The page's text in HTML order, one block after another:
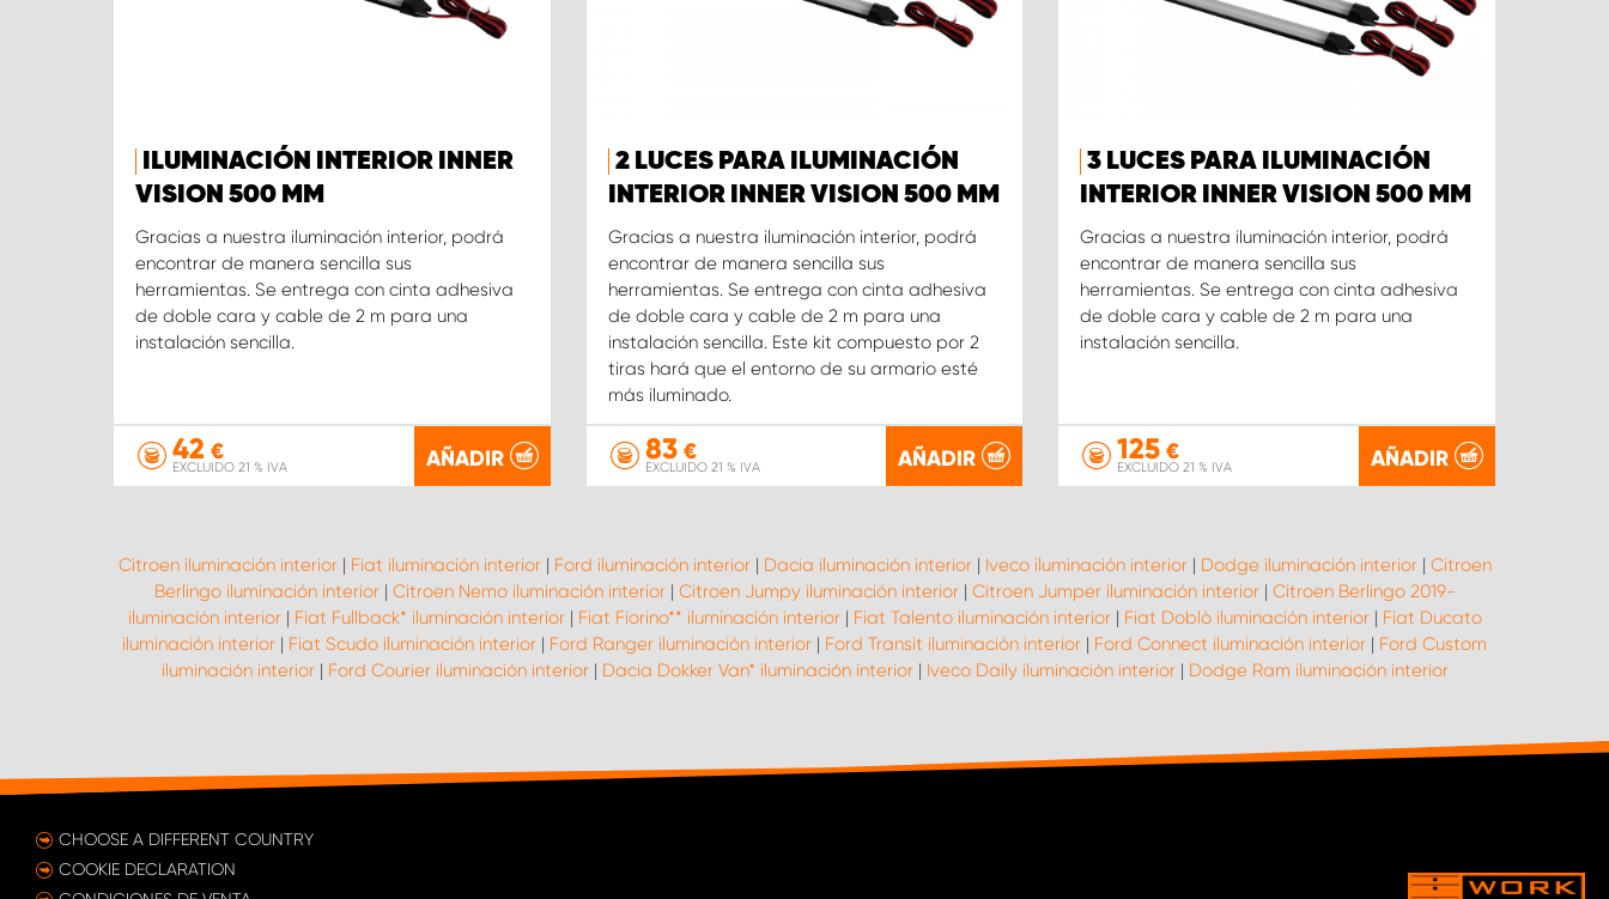
ILUMINACIÓN INTERIOR INNER
VISION 500 MM
Gracias a nuestra iluminación interior, podrá
encontrar de manera sencilla sus
herramientas. Se entrega con cinta adhesiva
de doble cara y cable de 2 m para una
instalación sencilla.
42 €
EXCLUIDO 21 % IVA AÑADIR
2 LUCES PARA ILUMINACIÓN
INTERIOR INNER VISION 500 MM
Gracias a nuestra iluminación interior, podrá
encontrar de manera sencilla sus
herramientas. Se entrega con cinta adhesiva
de doble cara y cable de 2 m para una
instalación sencilla. Este kit compuesto por 2
tiras hará que el entorno de su armario esté
más iluminado.
83€
EXCLUIDO 21 % IVA AÑADIR
3 LUCES PARA ILUMINACIÓN
INTERIOR INNER VISION 500 MM
Gracias a nuestra iluminación interior, podrá
encontrar de manera sencilla sus
herramientas. Se entrega con cinta adhesiva
de doble cara y cable de 2 m para una
instalación sencilla.
125 €
EXCLUIDO 21 % IVA AÑADIR
Citroen iluminación interior| Fiat iluminación interior| Ford iluminación interior| Dacia iluminación interior| Iveco iluminación interior| Dodge iluminación interior| Citroen
Berlingo iluminación interior| Citroen Nemo iluminación interior| Citroen Jumpy iluminación interior| Citroen Jumper iluminación interior| Citroen Berlingo 2019-
iluminación interior| Fiat Fullback* iluminación interior| Fiat Fiorino** iluminación interior| Fiat Talento iluminación interior| Fiat Doblò iluminación interior| Fiat Ducato
iluminación interior | Fiat Scudo iluminación interior | Ford Ranger iluminación interior | Ford Transit iluminación interior | Ford Connect iluminación interior | Ford Custom
iluminación interior| Ford Courier iluminación interior| Dacia Dokker Van* iluminación interior| Iveco Daily iluminación interior| Dodge Ram iluminación interior
CHOOSE A DIFFERENT COUNTRY
COOKIE DECLARATION